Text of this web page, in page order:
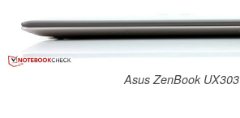
Asus ZenBook UX303